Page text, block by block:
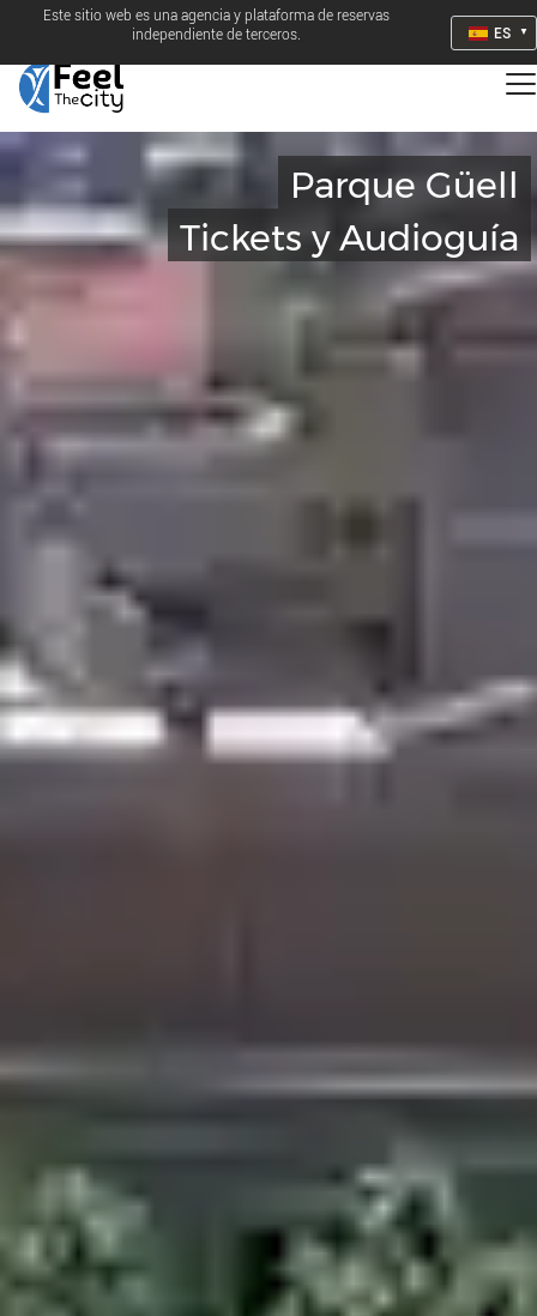
Este sitio web es una agencia y plataforma de reservas
independiente de terceros.
ES
Parque Güell
Tickets y Audioguía